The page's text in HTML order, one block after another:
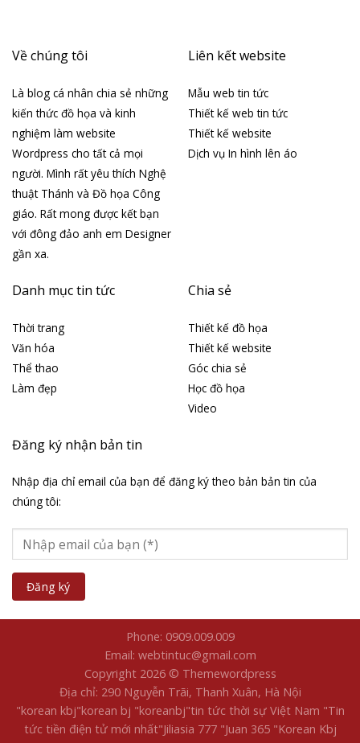
Về chúng tôi
Là blog cá nhân chia sẻ những
kiến thức đồ họa và kinh
nghiệm làm website
Wordpress cho tất cả mọi
người. Mình rất yêu thích Nghệ
thuật Thánh và Đồ họa Công
giáo. Rất mong được kết bạn
với đông đảo anh em Designer
gần xa.
Liên kết website
Mẫu web tin tức
Thiết kế web tin tức
Thiết kế website
Dịch vụ In hình lên áo
Danh mục tin tức
Thời trang
Văn hóa
Thể thao
Làm đẹp
Chia sẻ
Thiết kế đồ họa
Thiết kế website
Góc chia sẻ
Học đồ họa
Video
Đăng ký nhận bản tin
Nhập địa chỉ email của bạn để đăng ký theo bản bản tin của
chúng tôi:
Phone: 0909.009.009
Email: webtintuc@gmail.com
Copyright 2026 © Themewordpress
Địa chỉ: 290 Nguyễn Trãi, Thanh Xuân, Hà Nội
"korean kbj​"korean bj "koreanbj​"tin tức thời sự Việt Nam "Tin
tức tiền điện tử mới nhất​"Jiliasia 777 "Juan 365 "Korean Kbj